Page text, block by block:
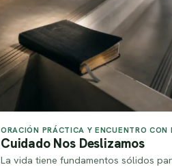
ORACIÓN PRÁCTICA Y ENCUENTRO CON
Cuidado Nos Deslizamos
La vida tiene fundamentos sólidos